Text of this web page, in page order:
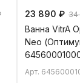
23 890 ₽ 34
Ванна VitrA
Neo
70 см
Арт.